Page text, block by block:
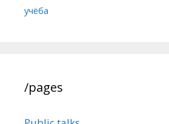
учёба
/pages